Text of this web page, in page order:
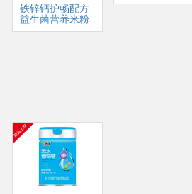
铁锌钙护畅配方
益生菌营养米粉